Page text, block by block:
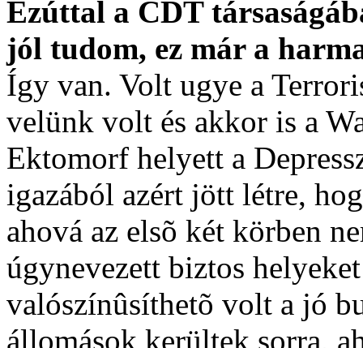
Ezúttal a CDT
jól tudom, ez már a
Így van. Volt ugye a
velünk volt és akkor is a
Ektomorf helyett a
igazából azért jött létre,
ahová az elsõ két körben
úgynevezett biztos
valószínûsíthetõ volt a jó
állomások kerültek sorra,